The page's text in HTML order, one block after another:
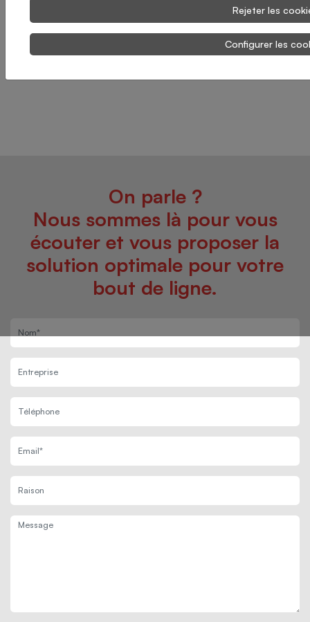
On parle ?
Nous sommes là pour vous
écouter et vous proposer la
solution optimale pour votre
bout de ligne.
Rejeter les
Configurer les